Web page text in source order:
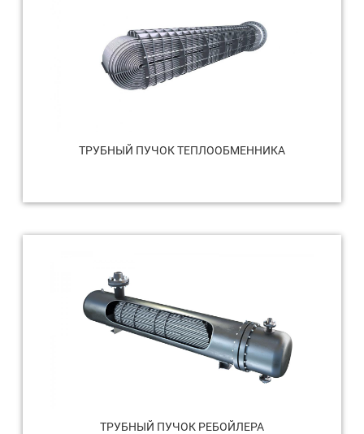
ТРУБНЫЙ ПУЧОК ТЕПЛООБМЕННИКА
ТРУБНЫЙ ПУЧОК РЕБОЙЛЕРА